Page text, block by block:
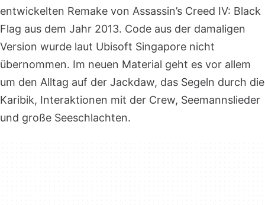
entwickelten Remake von Assassin’s Creed IV: Black
Flag aus dem Jahr 2013. Code aus der damaligen
Version wurde laut Ubisoft Singapore nicht
übernommen. Im neuen Material geht es vor allem
um den Alltag auf der Jackdaw, das Segeln durch die
Karibik, Interaktionen mit der Crew, Seemannslieder
und große Seeschlachten.